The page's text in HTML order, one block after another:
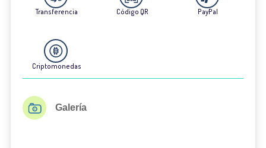
Transferencia Código QR PayPal
Criptomonedas
Galería